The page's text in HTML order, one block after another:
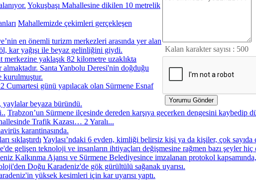
Kalan karakter sayısı : 500
Yokuşbaşı Mahallesine dikilen 10 metrelik
Mahallemizde çekimleri gerçekleşen
en önemli turizm merkezleri arasında yer alan
kar yağışı ile beyaz gelinliğini giydi.
merkezine yaklaşık 82 kilometre uzaklıkta
almaktadır. Santa Yanbolu Deresi'nin doğduğu
kurulmuştur.
Cumartesi günü yapılacak olan Sürmene Esnaf
yaylalar beyaza büründü.
Trabzon’un Sürmene ilçesinde dereden karşıya geçerken dengesini kaybedip
Trafik Kazası… 2 Yaralı...
karantinasında.
sıklaştırdı Yaylası’ndaki 6 evden, kimliği belirsiz kişi ya da kişiler, çok sayıda
gelişen teknoloji ve insanların ihtiyaçları değişmesine rağmen bazı şeyler hiç
Kalkınma Ajansı ve Sürmene Belediyesince imzalanan protokol
Doğu Karadeniz'de gök gürültülü sağanak uyarısı.
yüksek kesimleri için kar uyarısı yaptı.